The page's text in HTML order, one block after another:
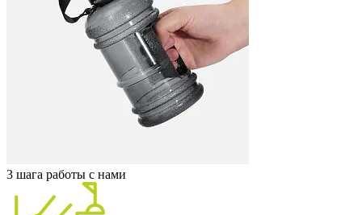
3 шага работы с нами